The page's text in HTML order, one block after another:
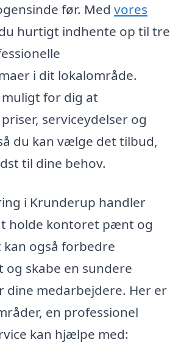
før. Med vores
hurtigt indhente op til tre
i dit lokalområde.
for dig at
serviceydelser og
du kan vælge det tilbud,
til dine behov.
i Krunderup handler
holde kontoret pænt og
også forbedre
og skabe en sundere
medarbejdere. Her er
en professionel
kan hjælpe med: